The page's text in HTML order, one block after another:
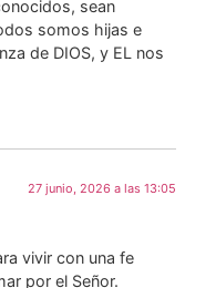
sean
somos hijas e
de DIOS, y EL nos
27 junio, 2026 a las 13:05
vivir con una fe
por el Señor.